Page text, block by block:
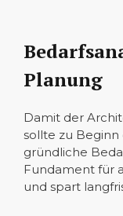
Planung
Damit der
sollte zu Beginn
gründliche
Fundament für
und spart